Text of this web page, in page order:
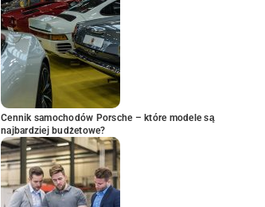
Cennik samochodów Porsche – które modele są
najbardziej budżetowe?